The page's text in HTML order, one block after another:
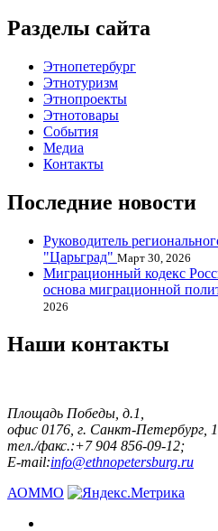
Разделы сайта
Этнопетербург
Этнотуризм
Этнопроекты
Этнотовары
События
Медиа
Контакты
Последние новости
Руководитель
"Царьград" Март 30, 2026
Миграционный кодекс
основа миграционной
2026
Наши контакты
Площадь Победы, д.1,
офис 0176, г. Санкт-Петербург,
тел./факс.:+7 904 856-09-12;
E-mail:info@ethnopetersburg.ru
АОММО